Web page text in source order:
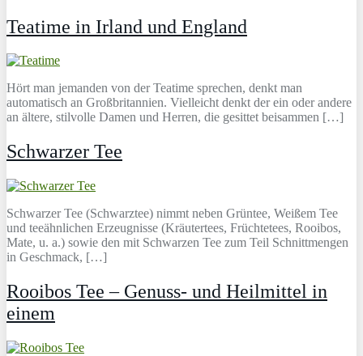
Teatime in Irland und England
Hört man jemanden von der Teatime sprechen, denkt man
automatisch an Großbritannien. Vielleicht denkt der ein oder andere
an ältere, stilvolle Damen und Herren, die gesittet beisammen […]
Schwarzer Tee
Schwarzer Tee (Schwarztee) nimmt neben Grüntee, Weißem Tee
und teeähnlichen Erzeugnisse (Kräutertees, Früchtetees, Rooibos,
Mate, u. a.) sowie den mit Schwarzen Tee zum Teil Schnittmengen
in Geschmack, […]
Rooibos Tee – Genuss- und Heilmittel in
einem